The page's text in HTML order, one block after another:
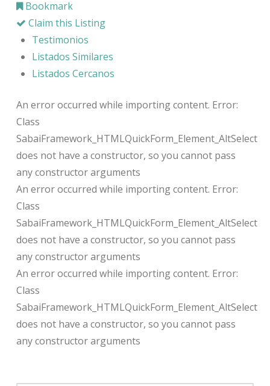
Bookmark
Claim this Listing
Testimonios
Listados Similares
Listados Cercanos
An error occurred while importing content. Error:
Class
SabaiFramework_HTMLQuickForm_Element_AltSelect
does not have a constructor, so you cannot pass
any constructor arguments
An error occurred while importing content. Error:
Class
SabaiFramework_HTMLQuickForm_Element_AltSelect
does not have a constructor, so you cannot pass
any constructor arguments
An error occurred while importing content. Error:
Class
SabaiFramework_HTMLQuickForm_Element_AltSelect
does not have a constructor, so you cannot pass
any constructor arguments